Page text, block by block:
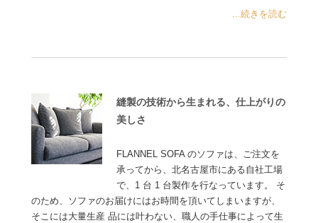
...続きを読む
縫製の技術から生まれる、仕上がりの
美しさ
FLANNEL SOFA のソファは、ご注文を
承ってから、北名古屋市にある自社工場
で、1 台 1 台製作を行なっています。 そ
のため、ソファのお届けにはお時間を頂いてしまいますが、
そこには大量生産 品には叶わない、職人の手仕事によって生